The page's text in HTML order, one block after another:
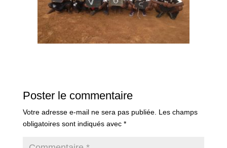
Poster le commentaire
Votre adresse e-mail ne sera pas publiée. Les champs
obligatoires sont indiqués avec *